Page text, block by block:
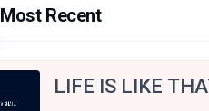
Most Recent
LIFE IS LIKE